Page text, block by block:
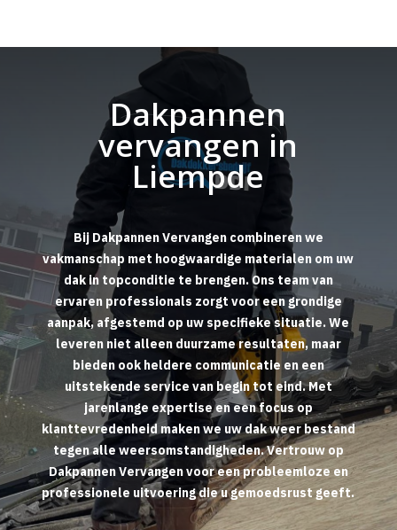
Dakpannen
vervangen in
Liempde
Bij Dakpannen Vervangen combineren we
vakmanschap met hoogwaardige materialen om uw
dak in topconditie te brengen. Ons team van
ervaren professionals zorgt voor een grondige
aanpak, afgestemd op uw specifieke situatie. We
leveren niet alleen duurzame resultaten, maar
bieden ook heldere communicatie en een
uitstekende service van begin tot eind. Met
jarenlange expertise en een focus op
klanttevredenheid maken we uw dak weer bestand
tegen alle weersomstandigheden. Vertrouw op
Dakpannen Vervangen voor een probleemloze en
professionele uitvoering die u gemoedsrust geeft.